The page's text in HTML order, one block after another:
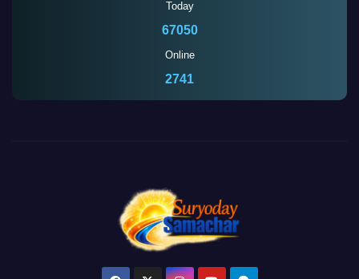
Today
67050
Online
2742